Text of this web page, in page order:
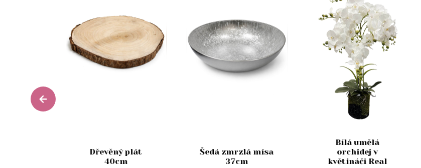
Dřevěný plát
40cm
Šedá zmrzlá mísa
37cm
Bílá umělá
orchidej v
květináči Real